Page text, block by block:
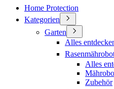
Home Protection
Kategorien
Garten
Alles
Alles
Zubehör